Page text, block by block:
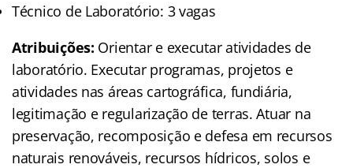
Técnico de Laboratório: 3 vagas
Atribuições: Orientar e executar atividades de
laboratório. Executar programas, projetos e
atividades nas áreas cartográfica, fundiária,
legitimação e regularização de terras. Atuar na
preservação, recomposição e defesa em recursos
naturais renováveis, recursos hídricos, solos e